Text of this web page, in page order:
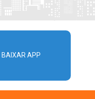
BAIXAR APP